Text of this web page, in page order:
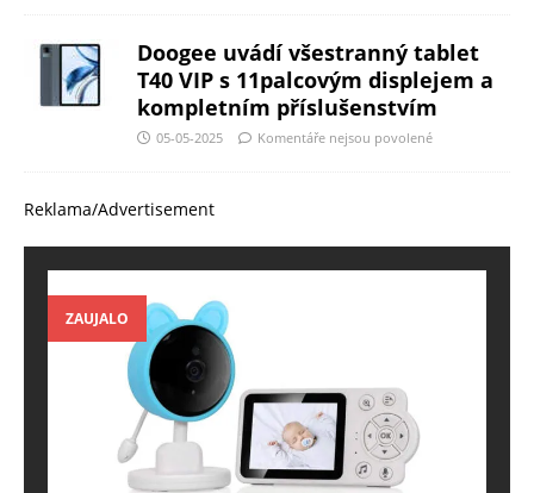
Doogee uvádí všestranný tablet
T40 VIP s 11palcovým displejem a
kompletním příslušenstvím
05-05-2025 Komentáře nejsou povolené
Reklama/Advertisement
ZAUJALO